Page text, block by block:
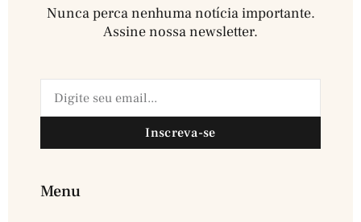
Nunca perca nenhuma notícia importante.
Assine nossa newsletter.​
Inscreva-se
Menu